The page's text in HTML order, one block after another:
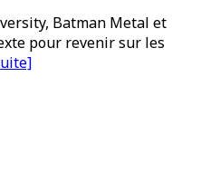
Batman Metal et
pour revenir sur les